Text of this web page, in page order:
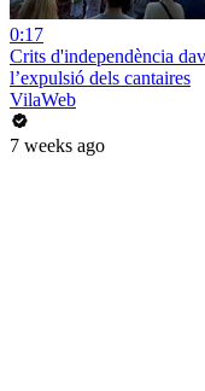
0:17
Crits d'independència
l’expulsió dels cantaires
VilaWeb
7 weeks ago